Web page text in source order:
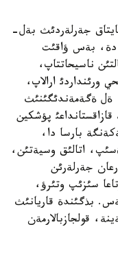
جةرلةردئث بةل-
دة، بةس ؤاقئت
ناسيحاتتاپ،
ورئنداردئ ارالاپ،
61 جئلدئعئنا، ةل ةگةمةندئگئنئث
پؤشكين
بارسا دا،
اتالئق وسيةتئن،
جةرلةرئن
سئزئپ وتئرؤ،
بذگئندة قاريانئث
قولجازبالارمةن